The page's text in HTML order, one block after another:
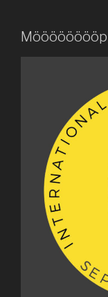
Mööööööööp